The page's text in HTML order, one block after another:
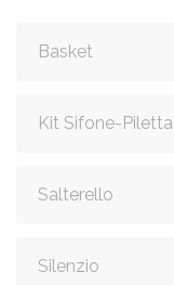
Basket
Kit Sifone-Piletta
Salterello
Silenzio